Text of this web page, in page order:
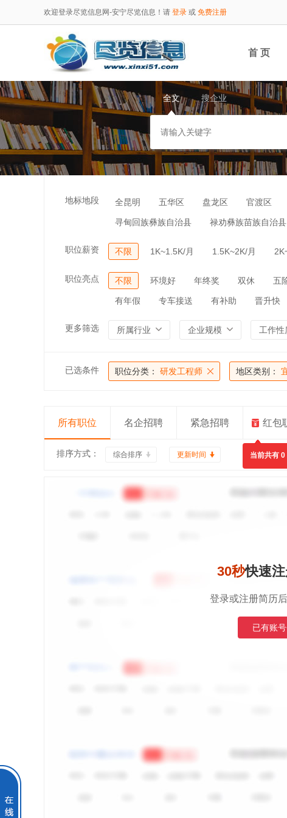
欢迎登录尽览信息网-安宁尽览信息！请 登录 或 免费注册
首 页
全文 搜企业
地标地段 全昆明 五华区 盘龙区 官渡区
寻甸回族彝族自治县 禄劝彝族苗族自治县
职位薪资 不限 1K~1.5K/月 1.5K~2K/月
职位亮点 不限 环境好 年终奖 双休 五
有年假 专车接送 有补助 晋升快
更多筛选 所属行业 企业规模 工作性
已选条件 职位分类： 研发工程师 地区类别：
所有职位 名企招聘 紧急招聘 红包
当前共有 0
排序方式： 综合排序 更新时间
30秒快速
登录或注册简历
已有账